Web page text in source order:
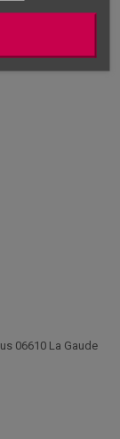
06610 La Gaude